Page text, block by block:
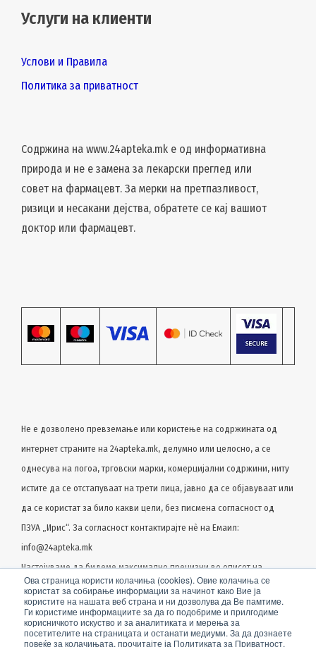
Ова страница користи колачиња (cookies). Овие колачиња се
користат за собирање информации за начинот како Вие ја
користите на нашата веб страна и ни дозволува да Ве памтиме.
Ги користиме информациите за да го подобриме и прилгодиме
корисничкото искуство и за аналитиката и мерења за
посетителите на страницата и останати медиуми. За да дознаете
повеќе за колачињата, прочитајте ја Политиката за Приватност.
Услуги на клиенти
Услови и Правила
Политика за приватност
Содржина на www.24apteka.mk е од информативна
природа и не е замена за лекарски преглед или
совет на фармацевт. За мерки на претпазливост,
ризици и несакани дејства, обратете се кај вашиот
доктор или фармацевт.
Не е дозволено превземање или користење на содржината од
интернет страните на 24apteka.mk, делумно или целосно, a се
однесува на логоа, трговски марки, комерцијални содржини, ниту
истите да се отстапуваат на трети лица, јавно да се објавуваат или
да се користат за било какви цели, без писмена согласност од
ПЗУА „Ирис“. За согласност контактирајте нѐ на Емаил:
info@24apteka.mk
Настојуваме да бидеме максимално прецизни во описот на
производот, фотографијата и самата цена, но не можеме да
гарантираме дека сите информации се комплетни и без грешка.
Сите прикажани производи на сајтот се дел од нашата понуда, но